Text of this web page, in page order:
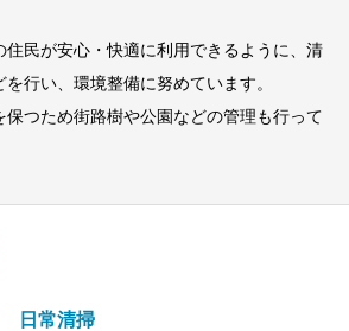
住民が安心・快適に利用できるように、清
行い、環境整備に努めています。
保つため街路樹や公園などの管理も行って
日常清掃